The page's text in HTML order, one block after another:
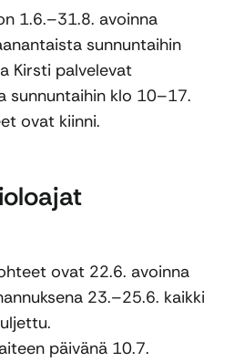
1.6.–31.8. avoinna
sunnuntaihin
Kirsti palvelevat
sunnuntaihin klo 10–17.
ovat kiinni.
ovat 22.6. avoinna
23.–25.6. kaikki
päivänä 10.7.